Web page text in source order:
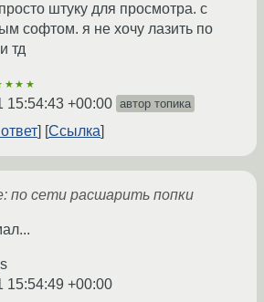
штуку для просмотра. с
софтом. я не хочу лазить по
тд
15:54:43 +00:00 автор топика
Ссылка
по сети расшарить попки
15:54:49 +00:00